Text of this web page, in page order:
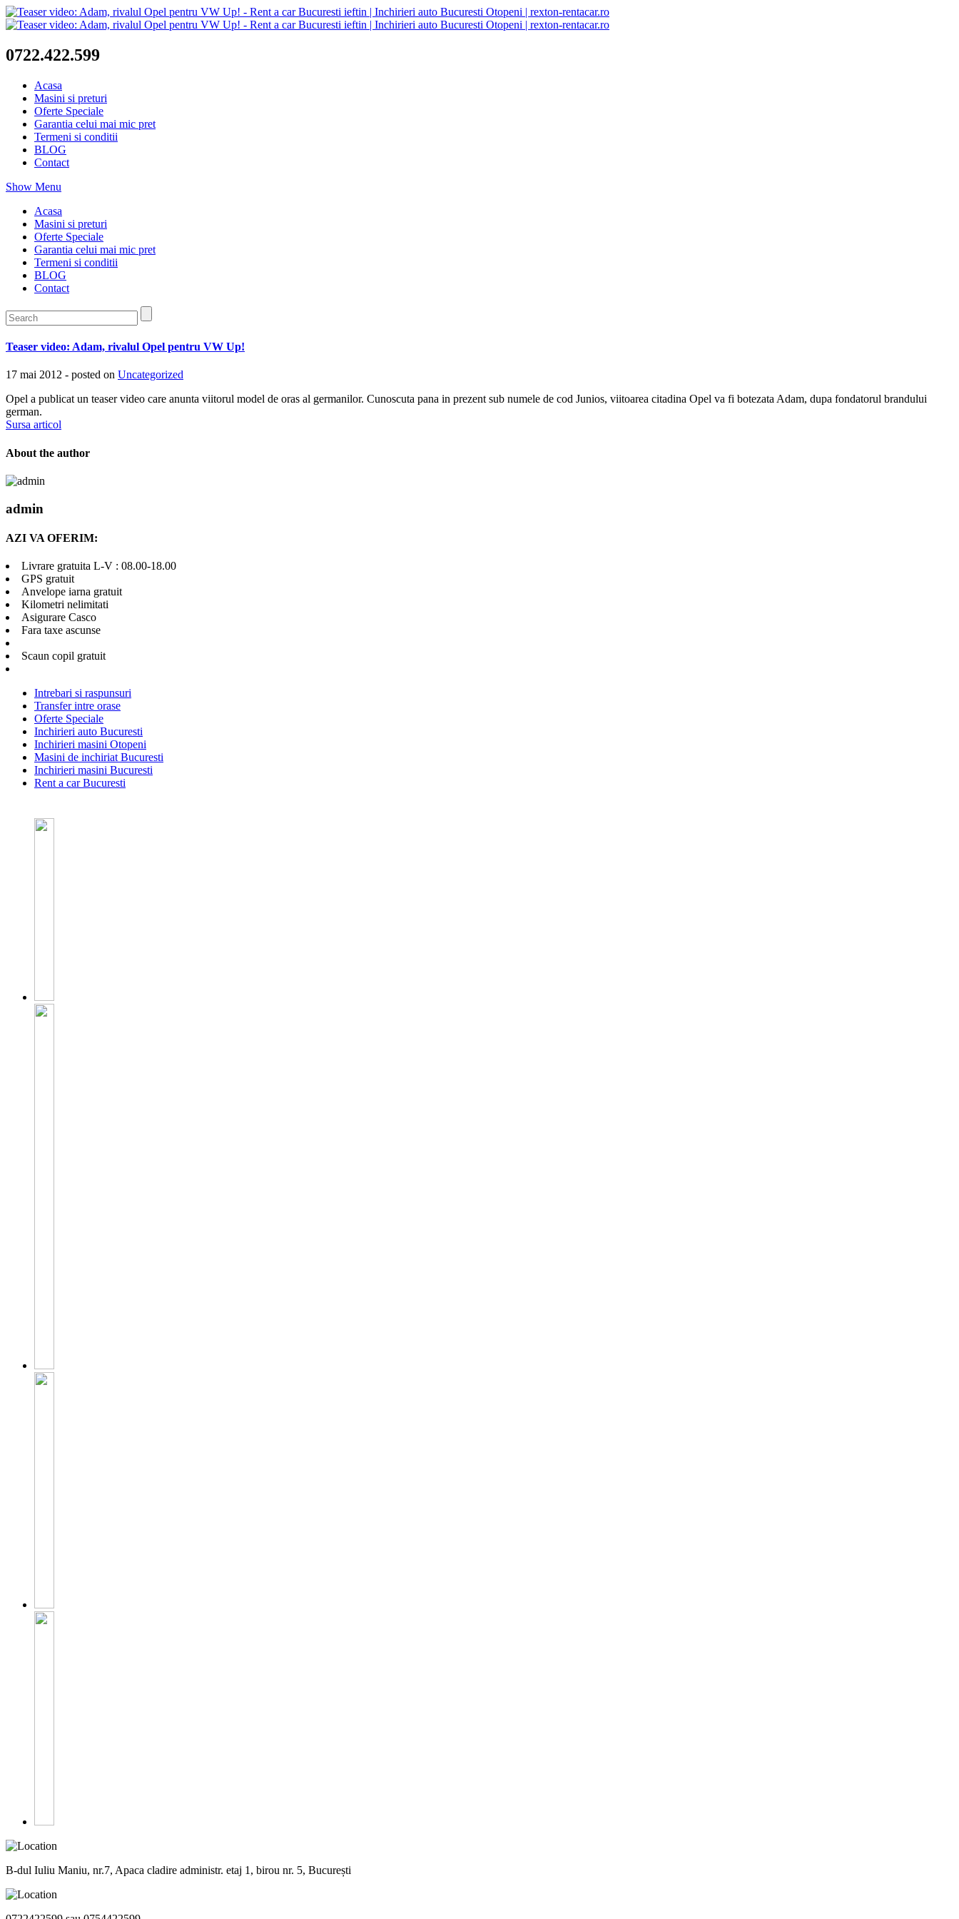
0722.422.599
Acasa
Masini si preturi
Oferte Speciale
Garantia celui mai mic pret
Termeni si conditii
BLOG
Contact
Show Menu
Acasa
Masini si preturi
Oferte Speciale
Garantia celui mai mic pret
Termeni si conditii
BLOG
Contact
Teaser video: Adam, rivalul Opel pentru VW Up!
17 mai 2012 - posted on Uncategorized
Opel a publicat un teaser video care anunta viitorul model de oras al germanilor. Cunoscuta pana in prezent sub numele de cod Junios, viitoarea citadina Opel va fi botezata Adam, dupa fondatorul brandului
german.
Sursa articol
About the author
admin
AZI VA OFERIM:
Livrare gratuita L-V : 08.00-18.00
GPS gratuit
Anvelope iarna gratuit
Kilometri nelimitati
Asigurare Casco
Fara taxe ascunse
Scaun copil gratuit
Intrebari si raspunsuri
Transfer intre orase
Oferte Speciale
Inchirieri auto Bucuresti
Inchirieri masini Otopeni
Masini de inchiriat Bucuresti
Inchirieri masini Bucuresti
Rent a car Bucuresti
B-dul Iuliu Maniu, nr.7, Apaca cladire administr. etaj 1, birou nr. 5, București ‎